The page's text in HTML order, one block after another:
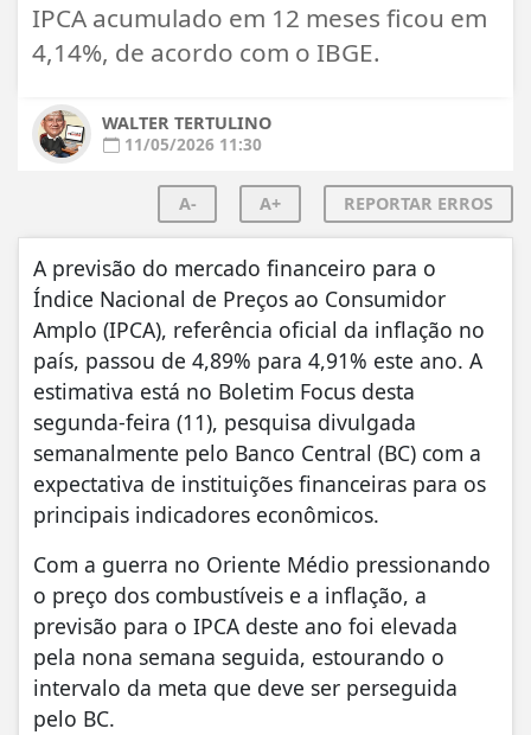
IPCA acumulado em 12 meses ficou em
4,14%, de acordo com o IBGE.
WALTER TERTULINO
11/05/2026 11:30
A- A+ REPORTAR ERROS
A previsão do mercado financeiro para o
Índice Nacional de Preços ao Consumidor
Amplo (IPCA), referência oficial da inflação no
país, passou de 4,89% para 4,91% este ano. A
estimativa está no Boletim Focus desta
segunda-feira (11), pesquisa divulgada
semanalmente pelo Banco Central (BC) com a
expectativa de instituições financeiras para os
principais indicadores econômicos.
Com a guerra no Oriente Médio pressionando
o preço dos combustíveis e a inflação, a
previsão para o IPCA deste ano foi elevada
pela nona semana seguida, estourando o
intervalo da meta que deve ser perseguida
pelo BC.